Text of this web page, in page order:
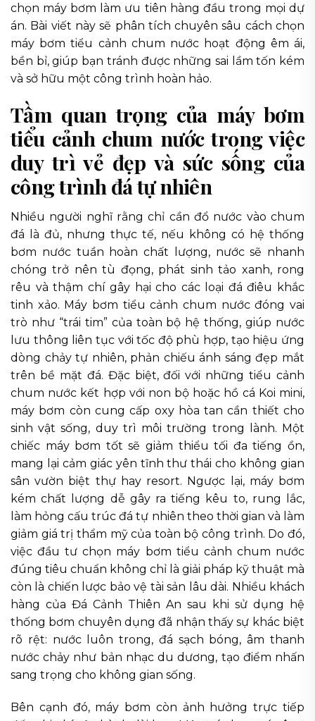
chọn máy bơm làm ưu tiên hàng đầu trong mọi dự
án. Bài viết này sẽ phân tích chuyên sâu cách chọn
máy bơm tiểu cảnh chum nước hoạt động êm ái,
bền bỉ, giúp bạn tránh được những sai lầm tốn kém
và sở hữu một công trình hoàn hảo.
Tầm quan trọng của máy bơm
tiểu cảnh chum nước trong việc
duy trì vẻ đẹp và sức sống của
công trình đá tự nhiên
Nhiều người nghĩ rằng chỉ cần đổ nước vào chum
đá là đủ, nhưng thực tế, nếu không có hệ thống
bơm nước tuần hoàn chất lượng, nước sẽ nhanh
chóng trở nên tù đọng, phát sinh tảo xanh, rong
rêu và thậm chí gây hại cho các loại đá điêu khắc
tinh xảo. Máy bơm tiểu cảnh chum nước đóng vai
trò như “trái tim” của toàn bộ hệ thống, giúp nước
lưu thông liên tục với tốc độ phù hợp, tạo hiệu ứng
dòng chảy tự nhiên, phản chiếu ánh sáng đẹp mắt
trên bề mặt đá. Đặc biệt, đối với những tiểu cảnh
chum nước kết hợp với non bộ hoặc hồ cá Koi mini,
máy bơm còn cung cấp oxy hòa tan cần thiết cho
sinh vật sống, duy trì môi trường trong lành. Một
chiếc máy bơm tốt sẽ giảm thiểu tối đa tiếng ồn,
mang lại cảm giác yên tĩnh thư thái cho không gian
sân vườn biệt thự hay resort. Ngược lại, máy bơm
kém chất lượng dễ gây ra tiếng kêu to, rung lắc,
làm hỏng cấu trúc đá tự nhiên theo thời gian và làm
giảm giá trị thẩm mỹ của toàn bộ công trình. Do đó,
việc đầu tư chọn máy bơm tiểu cảnh chum nước
đúng tiêu chuẩn không chỉ là giải pháp kỹ thuật mà
còn là chiến lược bảo vệ tài sản lâu dài. Nhiều khách
hàng của Đá Cảnh Thiên An sau khi sử dụng hệ
thống bơm chuyên dụng đã nhận thấy sự khác biệt
rõ rệt: nước luôn trong, đá sạch bóng, âm thanh
nước chảy như bản nhạc du dương, tạo điểm nhấn
sang trọng cho không gian sống.
Bên cạnh đó, máy bơm còn ảnh hưởng trực tiếp